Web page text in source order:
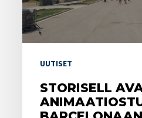
UUTISET
STORISELL